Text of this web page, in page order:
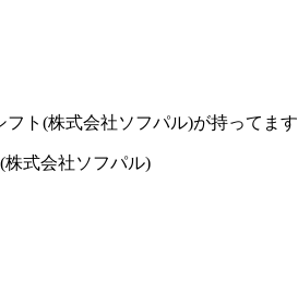
ト(株式会社ソフパル)が持ってます
式会社ソフパル)